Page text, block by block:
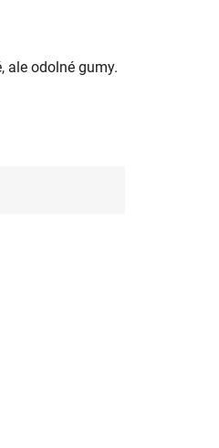
ale odolné gumy.